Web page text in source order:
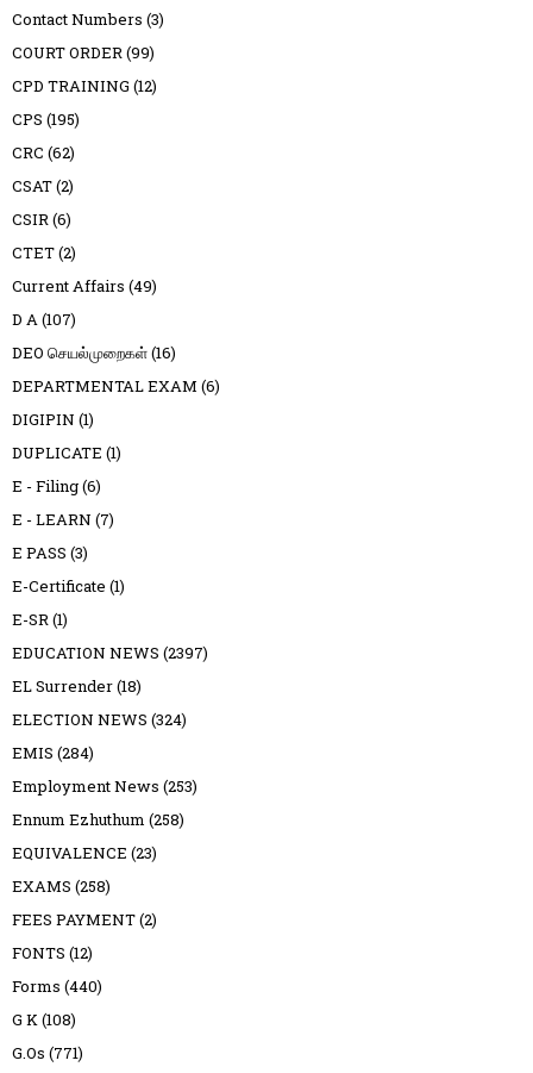
Contact Numbers (3)
COURT ORDER(99)
CPD TRAINING (12)
CPS (195)
CRC (62)
CSAT(2)
CSIR(6)
CTET(2)
Current Affairs (49)
D A(107)
DEO செயல்முறைகள்(16)
DEPARTMENTAL EXAM (6)
DIGIPIN (1)
DUPLICATE (1)
E - Filing(6)
E - LEARN (7)
E PASS (3)
E-Certificate (1)
E-SR(1)
EDUCATION NEWS (2397)
EL Surrender(18)
ELECTION NEWS (324)
EMIS (284)
Employment News (253)
Ennum Ezhuthum (258)
EQUIVALENCE (23)
EXAMS (258)
FEES PAYMENT(2)
FONTS (12)
Forms (440)
G K(108)
G.Os (771)